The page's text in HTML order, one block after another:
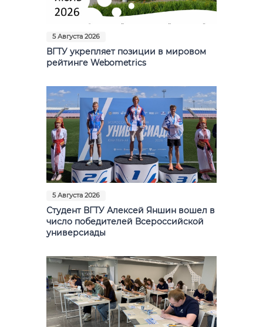
Анкеты и опросы
Контакты для СМИ
5 Августа 2026
ВГТУ укрепляет позиции в мировом
рейтинге Webometrics
5 Августа 2026
Студент ВГТУ Алексей Яншин вошел в
число победителей Всероссийской
универсиады